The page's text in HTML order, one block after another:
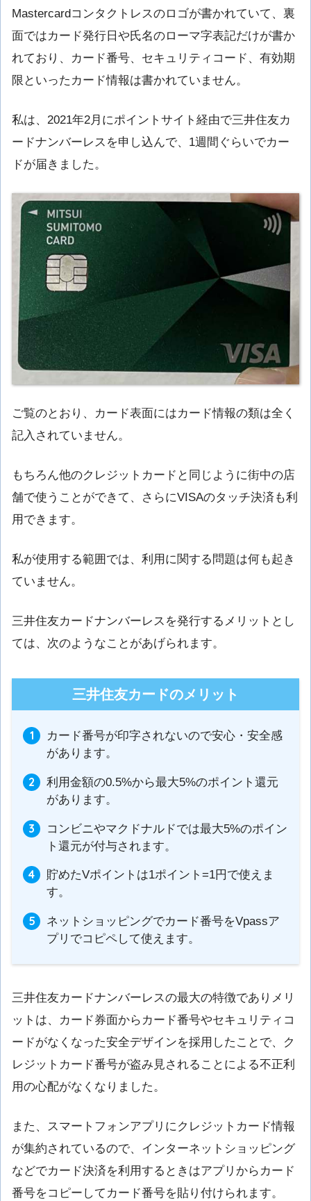
Mastercardコンタクトレスのロゴが書かれていて、裏
面ではカード発行日や氏名のローマ字表記だけが書か
れており、カード番号、セキュリティコード、有効期
限といったカード情報は書かれていません。
私は、2021年2月にポイントサイト経由で三井住友カ
ードナンバーレスを申し込んで、1週間ぐらいでカー
ドが届きました。
ご覧のとおり、カード表面にはカード情報の類は全く
記入されていません。
もちろん他のクレジットカードと同じように街中の店
舗で使うことができて、さらにVISAのタッチ決済も利
用できます。
私が使用する範囲では、利用に関する問題は何も起き
ていません。
三井住友カードナンバーレスを発行するメリットとし
ては、次のようなことがあげられます。
三井住友カードのメリット
カード番号が印字されないので安心・安全感
があります。
利用金額の0.5%から最大5%のポイント還元
があります。
コンビニやマクドナルドでは最大5%のポイン
ト還元が付与されます。
貯めたVポイントは1ポイント=1円で使えま
す。
ネットショッピングでカード番号をVpassア
プリでコピペして使えます。
三井住友カードナンバーレスの最大の特徴でありメリ
ットは、カード券面からカード番号やセキュリティコ
ードがなくなった安全デザインを採用したことで、ク
レジットカード番号が盗み見されることによる不正利
用の心配がなくなりました。
また、スマートフォンアプリにクレジットカード情報
が集約されているので、インターネットショッピング
などでカード決済を利用するときはアプリからカード
番号をコピーしてカード番号を貼り付けられます。